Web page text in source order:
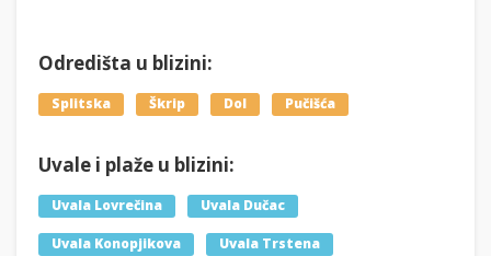
Odredišta u blizini:
Splitska Škrip Dol Pučišća
Uvale i plaže u blizini:
Uvala Lovrečina Uvala Dučac
Uvala Konopjikova Uvala Trstena